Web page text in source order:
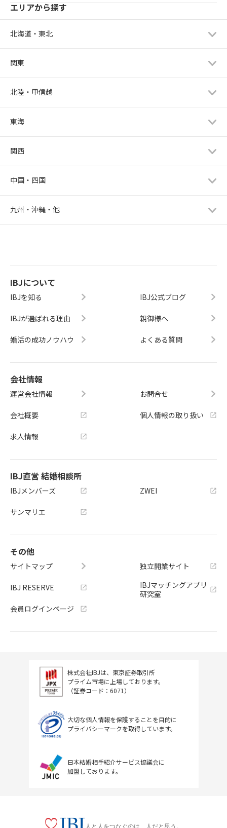
エリアから探す
北海道・東北
関東
北陸・甲信越
東海
関西
中国・四国
九州・沖縄・他
IBJについて
IBJを知る
IBJが選ばれる理由
婚活の成功ノウハウ
IBJ公式ブログ
親御様へ
よくある質問
会社情報
運営会社情報
会社概要
求人情報
お問合せ
個人情報の取り扱い
IBJ直営 結婚相談所
IBJメンバーズ
サンマリエ
ZWEI
その他
サイトマップ
IBJ RESERVE
会員ログインページ
独立開業サイト
IBJマッチングアプリ
研究室
株式会社IBJは、東京証券取引所
プライム市場に上場しております。
（証券コード：6071）
大切な個人情報を保護することを目的に
プライバシーマークを取得しています。
日本結婚相手紹介サービス協議会に
加盟しております。